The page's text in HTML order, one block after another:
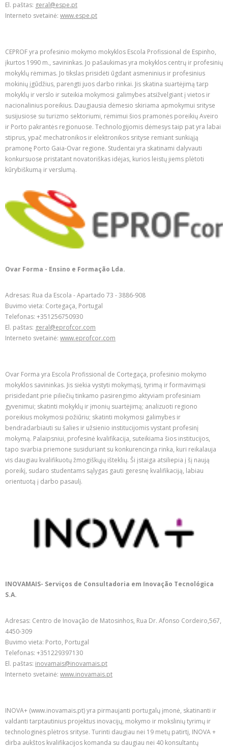
El. paštas: geral@espe.pt
Interneto svetainė: www.espe.pt
CEPROF yra profesinio mokymo mokyklos Escola Profissional de Espinho,
įkurtos 1990 m., savininkas. Jo pašaukimas yra mokyklos centrų ir profesinių
mokyklų rėmimas. Jo tikslas prisidėti ūgdant asmeninius ir profesinius
mokinių įgūdžius, parengti juos darbo rinkai. Jis skatina suartėjimą tarp
mokyklų ir verslo ir suteikia mokymosi galimybes atsižvelgiant į vietos ir
nacionalinius poreikius. Daugiausia dėmesio skiriama apmokymui srityse
susijusiose su turizmo sektoriumi, rėmimui šios pramonės poreikių Aveiro
ir Porto pakrantės regionuose. Technologijomis dėmesys taip pat yra labai
stiprus, ypač mechatronikos ir elektronikos srityse remiant sunkiąją
pramonę Porto Gaia-Ovar regione. Studentai yra skatinami dalyvauti
konkursuose pristatant novatoriškas idėjas, kurios leistų jiems plėtoti
kūrybiškumą ir verslumą.
Ovar Forma - Ensino e Formação Lda.
Adresas: Rua da Escola - Apartado 73 - 3886-908
Buvimo vieta: Cortegaça, Portugal
Telefonas: +351256750930
El. paštas: geral@eprofcor.com
Interneto svetainė: www.eprofcor.com
Ovar Forma yra Escola Profissional de Cortegaça, profesinio mokymo
mokyklos savininkas. Jis siekia vystyti mokymąsį, tyrimą ir formavimąsi
prisidedant prie piliečių tinkamo pasirengimo aktyviam profesiniam
gyvenimui; skatinti mokyklų ir įmonių suartėjimą; analizuoti regiono
poreikius mokymosi požiūriu; skatinti mokymosi galimybes ir
bendradarbiauti su šalies ir užsienio institucijomis vystant profesinį
mokymą. Palaipsniui, profesinė kvalifikacija, suteikiama šios institucijos,
tapo svarbia priemone susiduriant su konkurencinga rinka, kuri reikalauja
vis daugiau kvalifikuotų žmogiškųjų išteklių. Ši įstaiga atsiliepia į šį naują
poreikį, sudaro studentams sąlygas gauti geresnę kvalifikaciją, labiau
orientuotą į darbo pasaulį.
INOVAMAIS- Serviços de Consultadoria em Inovação Tecnológica
S.A.
Adresas: Centro de Inovação de Matosinhos, Rua Dr. Afonso Cordeiro,567,
4450-309
Buvimo vieta: Porto, Portugal
Telefonas: +351229397130
El. paštas: inovamais@inovamais.pt
Interneto svetainė: www.inovamais.pt
INOVA+ (www.inovamais.pt) yra pirmaujanti portugalų įmonė, skatinanti ir
valdanti tarptautinius projektus inovacijų, mokymo ir mokslinių tyrimų ir
technologinės plėtros srityse. Turinti daugiau nei 19 metų patirtį, INOVA +
dirba aukštos kvalifikacijos komanda su daugiau nei 40 konsultantų